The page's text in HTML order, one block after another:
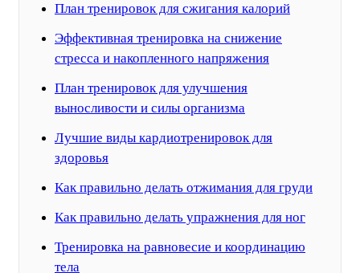
План тренировок для сжигания калорий
Эффективная тренировка на снижение
стресса и накопленного напряжения
План тренировок для улучшения
выносливости и силы организма
Лучшие виды кардиотренировок для
здоровья
Как правильно делать отжимания для груди
Как правильно делать упражнения для ног
Тренировка на равновесие и координацию
тела